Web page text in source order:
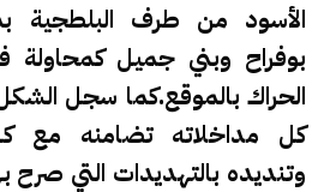
الأسود من طرف البلطجية
بوفراح وبني جميل كمحاولة
الحراك بالموقع.كما سجل الشكل
كل مداخلاته تضامنه مع
وتنديده بالتهديدات التي